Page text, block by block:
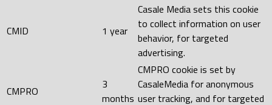
CMID 1 year
Casale Media sets this cookie
to collect information on user
behavior, for targeted
advertising.
CMPRO
3
months
CMPRO cookie is set by
CasaleMedia for anonymous
user tracking, and for targeted